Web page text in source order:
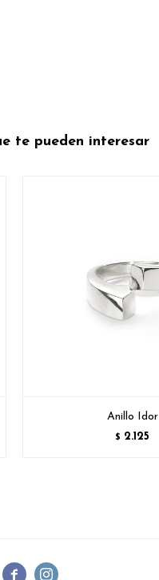
te pueden interesar
Anillo Idor
$ 2.125
 